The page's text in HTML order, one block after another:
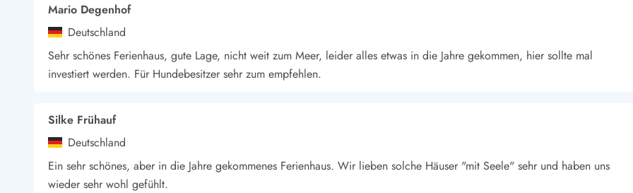
Kunsthandwerk und Galerien
Essen und Trinken
Einkaufen und Shopping
Weihnachten in Dänemark
Heiraten in Dänemark
Mario Degenhof
Deutschland
Sehr schönes Ferienhaus, gute Lage, nicht weit zum Meer, leider alles etwas in die Jahre gekommen, hier sollte mal
investiert werden. Für Hundebesitzer sehr zum empfehlen.
Silke Frühauf
Deutschland
Ein sehr schönes, aber in die Jahre gekommenes Ferienhaus. Wir lieben solche Häuser "mit Seele" sehr und haben uns
wieder sehr wohl gefühlt.